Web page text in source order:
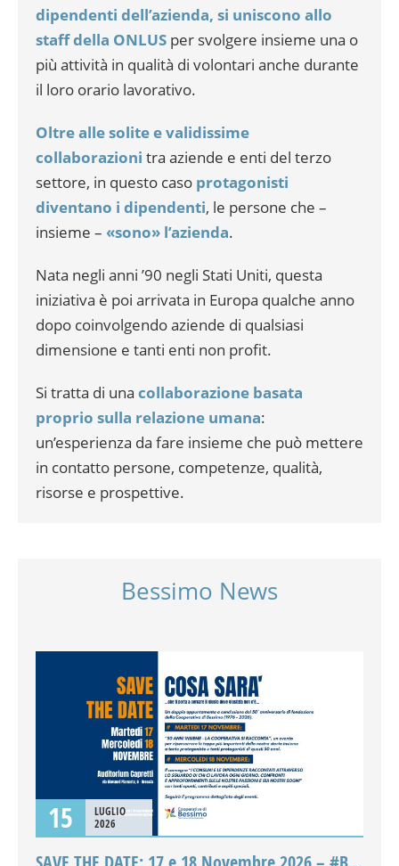
dipendenti dell’azienda, si uniscono allo
staff della ONLUS per svolgere insieme una o
più attività in qualità di volontari anche durante
il loro orario lavorativo.
Oltre alle solite e validissime
collaborazioni tra aziende e enti del terzo
settore, in questo caso protagonisti
diventano i dipendenti, le persone che –
insieme – «sono» l’azienda.
Nata negli anni ’90 negli Stati Uniti, questa
iniziativa è poi arrivata in Europa qualche anno
dopo coinvolgendo aziende di qualsiasi
dimensione e tanti enti non profit.
Si tratta di una collaborazione basata
proprio sulla relazione umana:
un’esperienza da fare insieme che può mettere
in contatto persone, competenze, qualità,
risorse e prospettive.
Bessimo News
15
LUGLIO
2026